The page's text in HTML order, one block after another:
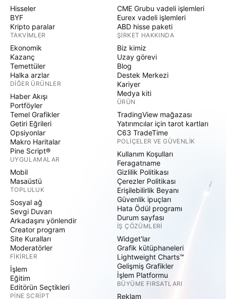
Hisseler
BYF
Kripto paralar
TAKVIMLER
Ekonomik
Kazanç
Temettüler
Halka arzlar
DIĞER ÜRÜNLER
Haber Akışı
Portföyler
Temel Grafikler
Getiri Eğrileri
Opsiyonlar
Makro Haritalar
Pine Script®
UYGULAMALAR
Mobil
Masaüstü
TOPLULUK
Sosyal ağ
Sevgi Duvarı
Arkadaşını yönlendir
Creator program
Site Kuralları
Moderatörler
FIKIRLER
İşlem
Eğitim
Editörün Seçtikleri
PINE SCRIPT
CME Grubu vadeli işlemleri
Eurex vadeli işlemleri
ABD hisse paketi
ŞIRKET HAKKINDA
Biz kimiz
Uzay görevi
Blog
Destek Merkezi
Kariyer
Medya kiti
ÜRÜN
TradingView mağazası
Yatırımcılar için tarot kartları
C63 TradeTime
POLIÇELER VE GÜVENLIK
Kullanım Koşulları
Feragatname
Gizlilik Politikası
Çerezler Politikası
Erişilebilirlik Beyanı
Güvenlik ipuçları
Hata Ödül programı
Durum sayfası
İŞ ÇÖZÜMLERI
Widget'lar
Grafik kütüphaneleri
Lightweight Charts™
Gelişmiş Grafikler
İşlem Platformu
BÜYÜME FIRSATLARI
Reklam